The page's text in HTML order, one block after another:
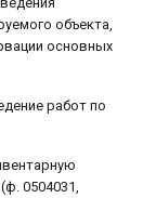
объекта,
основных
работ по
0504031,